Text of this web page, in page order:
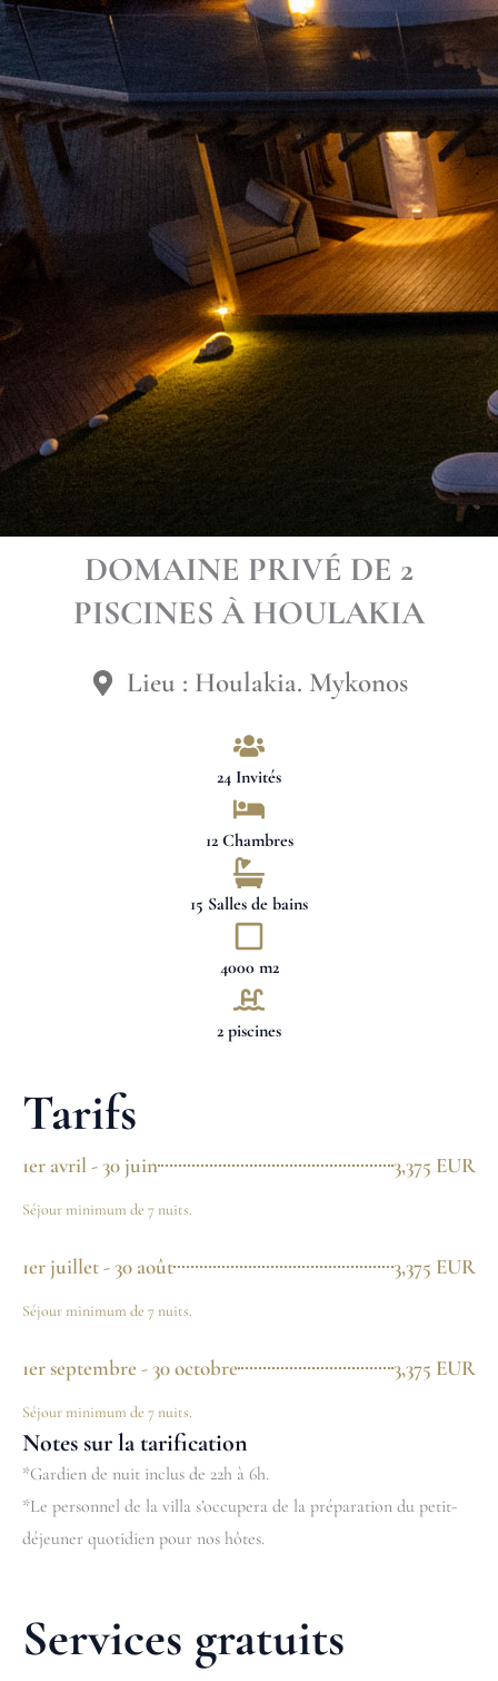
DOMAINE PRIVÉ DE 2
PISCINES À HOULAKIA
Lieu : Houlakia. Mykonos
24 Invités
12 Chambres
15 Salles de bains
4000 m2
2 piscines
Tarifs
1er avril - 30 juin 3,375 EUR
Séjour minimum de 7 nuits.
1er juillet - 30 août 3,375 EUR
Séjour minimum de 7 nuits.
1er septembre - 30 octobre 3,375 EUR
Séjour minimum de 7 nuits.
Notes sur la tarification
*Gardien de nuit inclus de 22h à 6h.
*Le personnel de la villa s’occupera de la préparation du petit-
déjeuner quotidien pour nos hôtes.
Services gratuits